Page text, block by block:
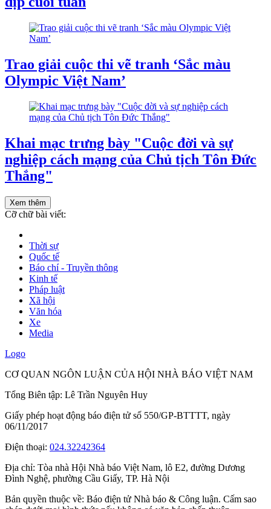
Trao giải cuộc thi vẽ tranh ‘Sắc màu
Olympic Việt Nam’
Khai mạc trưng bày "Cuộc đời và sự
nghiệp cách mạng của Chủ tịch Tôn Đức
Thắng"
Xem thêm
Cỡ chữ bài viết:
Thời sự
Quốc tế
Báo chí - Truyền thông
Kinh tế
Pháp luật
Xã hội
Văn hóa
Xe
Media
Logo
CƠ QUAN NGÔN LUẬN CỦA HỘI NHÀ BÁO VIỆT NAM
Tổng Biên tập: Lê Trần Nguyên Huy
Giấy phép hoạt động báo điện tử số 550/GP-BTTTT, ngày
06/11/2017
Điện thoại: 024.32242364
Địa chỉ: Tòa nhà Hội Nhà báo Việt Nam, lô E2, đường Dương
Đình Nghệ, phường Cầu Giấy, TP. Hà Nội
Bản quyền thuộc về: Báo điện tử Nhà báo & Công luận. Cấm sao